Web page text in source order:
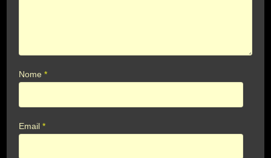
Nome*
Email*